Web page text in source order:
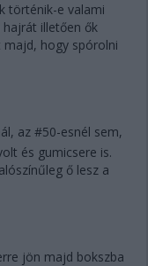
történik-e valami
illetően ők
majd, hogy spórolni
az #50-esnél sem,
és gumicsere is.
ő lesz a
jön majd bokszba